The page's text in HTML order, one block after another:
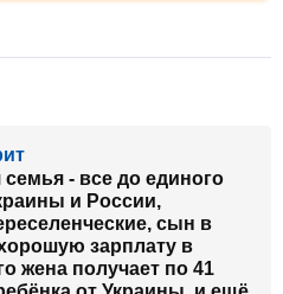
- все до единого
и России,
сын в
зарплату в
жена получает по 41